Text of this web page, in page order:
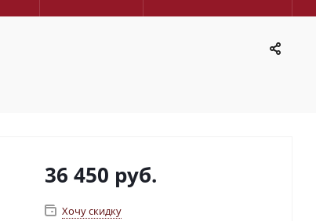
36 450 руб.
Хочу скидку